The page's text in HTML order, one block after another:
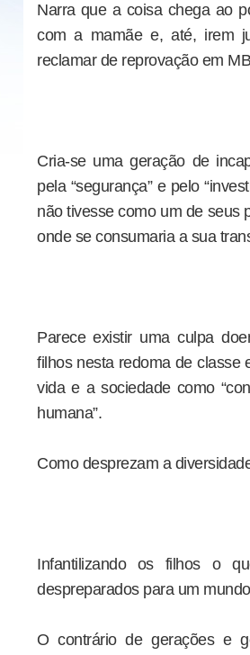
Narra que a coisa chega ao
com a mamãe e, até, irem
reclamar de reprovação em
Cria-se uma geração de
pela “segurança” e pelo
não tivesse como um de seus
onde se consumaria a sua
Parece existir uma culpa
filhos nesta redoma de classe
vida e a sociedade como
humana”.
Como desprezam a
Infantilizando os filhos o
despreparados para um
O contrário de gerações e